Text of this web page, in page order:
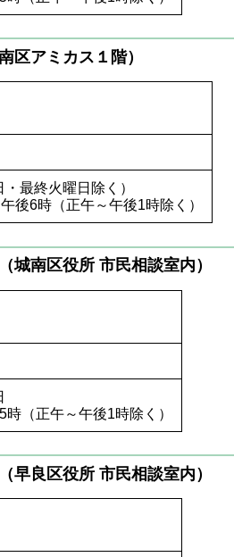
区アミカス１階）
最終火曜日除く）
後6時（正午～午後1時除く）
城南区役所 市民相談室内）
（正午～午後1時除く）
早良区役所 市民相談室内）